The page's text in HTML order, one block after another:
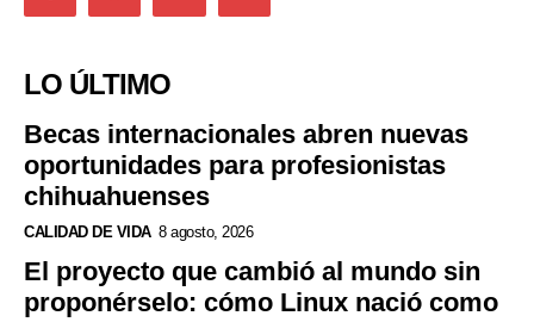
LO ÚLTIMO
Becas internacionales abren nuevas
oportunidades para profesionistas
chihuahuenses
CALIDAD DE VIDA 8 agosto, 2026
El proyecto que cambió al mundo sin
proponérselo: cómo Linux nació como